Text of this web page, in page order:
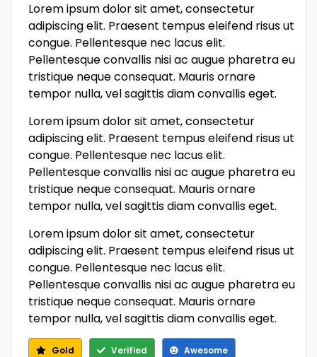
Lorem ipsum dolor sit amet, consectetur
adipiscing elit. Praesent tempus eleifend risus ut
congue. Pellentesque nec lacus elit.
Pellentesque convallis nisi ac augue pharetra eu
tristique neque consequat. Mauris ornare
tempor nulla, vel sagittis diam convallis eget.
Lorem ipsum dolor sit amet, consectetur
adipiscing elit. Praesent tempus eleifend risus ut
congue. Pellentesque nec lacus elit.
Pellentesque convallis nisi ac augue pharetra eu
tristique neque consequat. Mauris ornare
tempor nulla, vel sagittis diam convallis eget.
Lorem ipsum dolor sit amet, consectetur
adipiscing elit. Praesent tempus eleifend risus ut
congue. Pellentesque nec lacus elit.
Pellentesque convallis nisi ac augue pharetra eu
tristique neque consequat. Mauris ornare
tempor nulla, vel sagittis diam convallis eget.
Gold Verified Awesome